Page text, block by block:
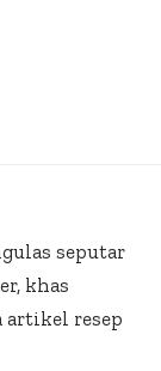
seputar
khas
artikel resep